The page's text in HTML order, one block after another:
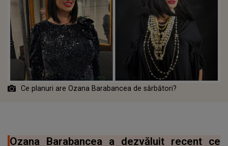
Ce planuri are Ozana Barabancea de sărbători?
Ozana Barabancea a dezvăluit recent ce